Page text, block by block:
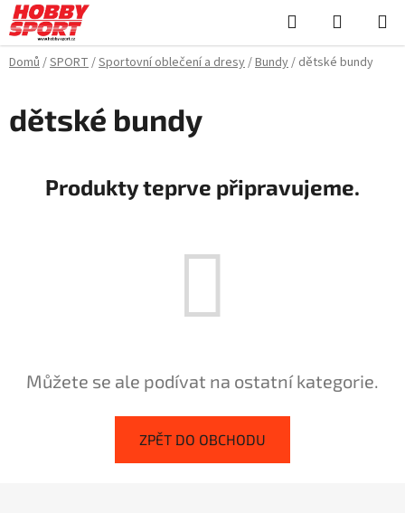
Přejít
na
obsah
Hledat
KOŠÍK
Domů/SPORT/Sportovní oblečení a dresy/Bundy/ dětské bundy
dětské bundy
Produkty teprve připravujeme.
Můžete se ale podívat na ostatní kategorie.
ZPĚT DO OBCHODU